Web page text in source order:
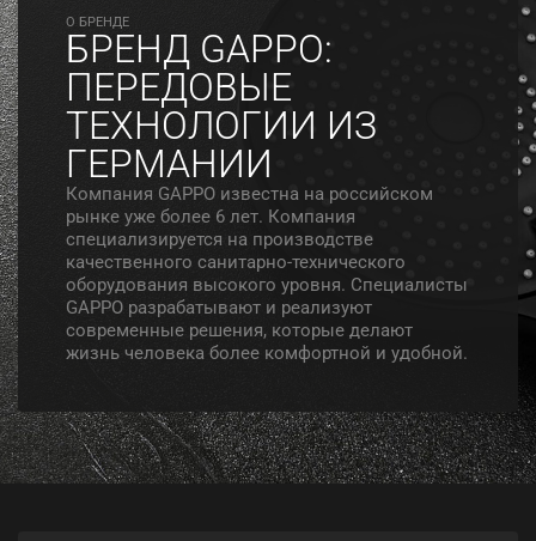
O БРЕНДЕ
БРЕНД GAPPO:
ПЕРЕДОВЫЕ
ТЕХНОЛОГИИ ИЗ
ГЕРМАНИИ
Компания GAPPO известна на российском
рынке уже более 6 лет. Компания
специализируется на производстве
качественного санитарно-технического
оборудования высокого уровня. Специалисты
GAPPO разрабатывают и реализуют
современные решения, которые делают
жизнь человека более комфортной и удобной.